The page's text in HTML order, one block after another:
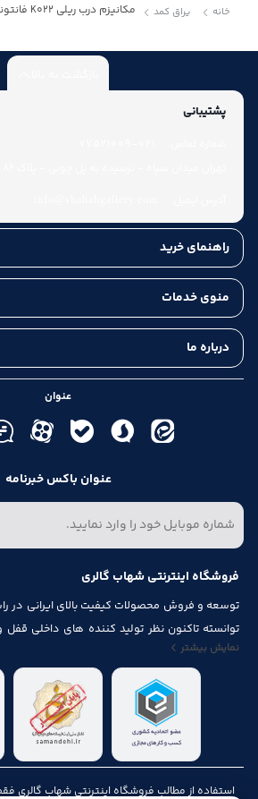
خانه یراق کمد مکانیزم درب ریلی K022 فانتونی – Fantoni
پشتیبانی
راهنمای خرید
منوی خدمات
درباره ما
عنوان
عنوان باکس خبرنامه
فروشگاه اینترنتی شهاب گالری
توسعه و فروش محصولات کیفیت بالای ایرانی در
توانسته تاکنون نظر تولید کننده های داخلی
مرتبط با درب و پنجره باشد از قبیل شماره پلاک، جک
چرخ ، پیچ ، ریل ، پایه کابینت و لوازم آلات مصرف
نمایش بیشتر
استفاده از مطالب فروشگاه اینترنتی شهاب گالری